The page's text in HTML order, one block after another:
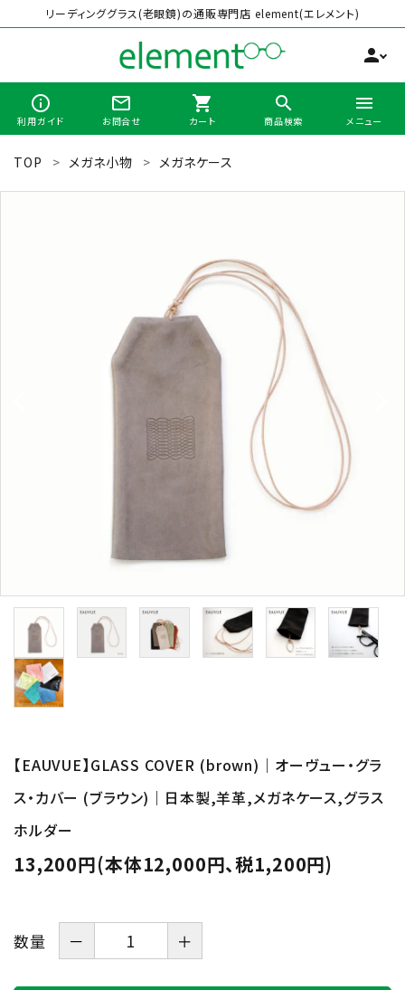
リーディンググラス(老眼鏡)の通販専門店 element(エレメント)
person
info_outline
利用ガイド
mail_outline
お問合せ
shopping_cart
カート
search
商品検索
menu
メニュー
search
カテゴリーから選ぶ
コンテンツ
INFORMATION
ようこそ 会員名 様
meeting_room ログイン person 新規会員登録
TOP メガネ小物 メガネケース
【EAUVUE】GLASS COVER (brown)｜オーヴュー・グラ
ス・カバー (ブラウン)｜日本製,羊革,メガネケース,グラス
ホルダー
13,200円(本体12,000円、税1,200円)
数量 － ＋